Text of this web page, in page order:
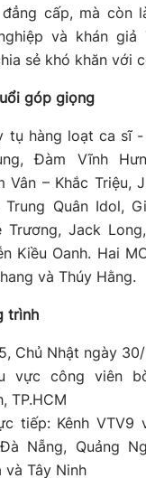
cấp, mà còn
và khán giả
sẻ khó khăn với
góp giọng
tụ hàng loạt ca sĩ
Đàm Vĩnh
Vân – Khắc Triệu,
Trung Quân Idol,
Trương, Jack
Kiều Oanh. Hai
và Thúy Hằng.
trình
Chủ Nhật ngày
vực công viên
TP.HCM
tiếp: Kênh VTV9
Nẵng, Quảng
và Tây Ninh